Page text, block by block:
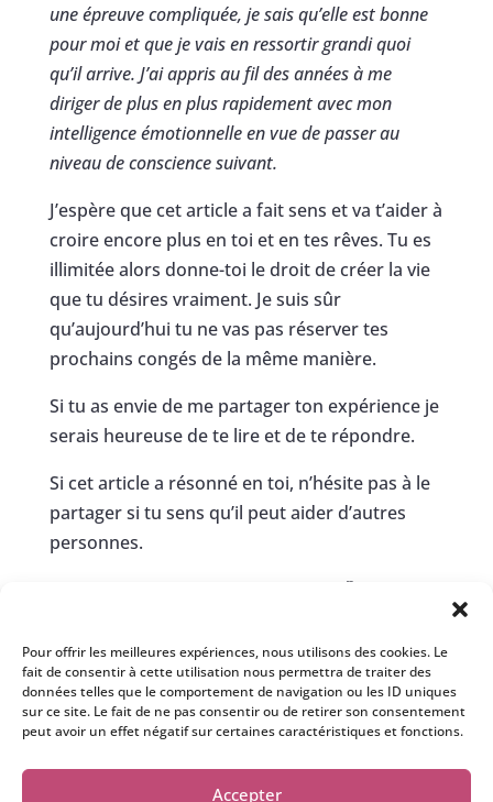
Pour offrir les meilleures expériences, nous utilisons des cookies. Le
fait de consentir à cette utilisation nous permettra de traiter des
données telles que le comportement de navigation ou les ID uniques
sur ce site. Le fait de ne pas consentir ou de retirer son consentement
peut avoir un effet négatif sur certaines caractéristiques et fonctions.
Accepter
une épreuve compliquée, je sais qu’elle est bonne
pour moi et que je vais en ressortir grandi quoi
qu’il arrive. J’ai appris au fil des années à me
diriger de plus en plus rapidement avec mon
intelligence émotionnelle en vue de passer au
niveau de conscience suivant.
J’espère que cet article a fait sens et va t’aider à
croire encore plus en toi et en tes rêves. Tu es
illimitée alors donne-toi le droit de créer la vie
que tu désires vraiment. Je suis sûr
qu’aujourd’hui tu ne vas pas réserver tes
prochains congés de la même manière.
Si tu as envie de me partager ton expérience je
serais heureuse de te lire et de te répondre.
Si cet article a résonné en toi, n’hésite pas à le
partager si tu sens qu’il peut aider d’autres
personnes.
🥰
Crédit photo : Pixabay ( rivière Tara
Monténégro)